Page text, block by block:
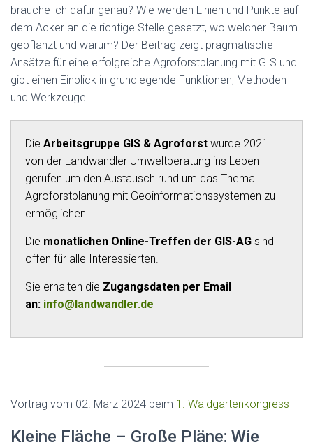
brauche ich dafür genau? Wie werden Linien und Punkte auf
dem Acker an die richtige Stelle gesetzt, wo welcher Baum
gepflanzt und warum? Der Beitrag zeigt pragmatische
Ansätze für eine erfolgreiche Agroforstplanung mit GIS und
gibt einen Einblick in grundlegende Funktionen, Methoden
und Werkzeuge.
Die Arbeitsgruppe GIS & Agroforst wurde 2021
von der Landwandler Umweltberatung ins Leben
gerufen um den Austausch rund um das Thema
Agroforstplanung mit Geoinformationssystemen zu
ermöglichen.
Die monatlichen Online-Treffen der GIS-AG sind
offen für alle Interessierten.
Sie erhalten die Zugangsdaten per Email
an: info@landwandler.de
Vortrag vom 02. März 2024 beim 1. Waldgartenkongress
Kleine Fläche – Große Pläne: Wie